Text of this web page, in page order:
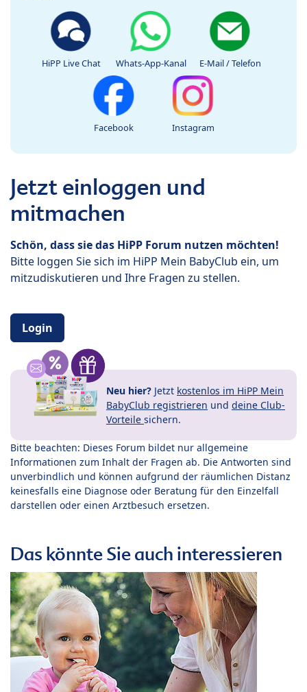
HiPP Live Chat Whats-App-Kanal E-Mail / Telefon
Facebook Instagram
Jetzt einloggen und
mitmachen
Schön, dass sie das HiPP Forum nutzen möchten!
Bitte loggen Sie sich im HiPP Mein BabyClub ein, um
mitzudiskutieren und Ihre Fragen zu stellen.
Login
Neu hier? Jetzt kostenlos im HiPP Mein
BabyClub registrieren und deine Club-
Vorteile sichern.
Bitte beachten: Dieses Forum bildet nur allgemeine
Informationen zum Inhalt der Fragen ab. Die Antworten sind
unverbindlich und können aufgrund der räumlichen Distanz
keinesfalls eine Diagnose oder Beratung für den Einzelfall
darstellen oder einen Arztbesuch ersetzen.
Das könnte Sie auch interessieren